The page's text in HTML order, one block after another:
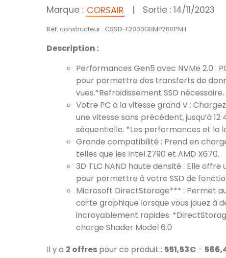
Marque : CORSAIR | Sortie : 14/11/2023
Réf. constructeur : CSSD-F2000GBMP700PNH
Description :
Performances Gen5 avec NVMe 2.0 :
pour permettre des transferts de
vues.*Refroidissement SSD nécessaire.
Votre PC à la vitesse grand V :
une vitesse sans précédent, jusqu’à
séquentielle. *Les performances et la
Grande compatibilité : Prend en
telles que les Intel Z790 et AMD X670.
3D TLC NAND haute densité : Elle
pour permettre à votre SSD de
Microsoft DirectStorage*** : Permet
carte graphique lorsque vous jouez à
incroyablement rapides.
charge Shader Model 6.0
Il y a 2 offres pour ce produit : 551,53€ -